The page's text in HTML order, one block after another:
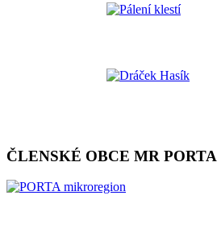
ČLENSKÉ OBCE MR PORTA